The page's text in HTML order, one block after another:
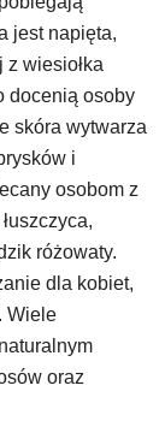
jest napięta,
z wiesiołka
docenią osoby
skóra wytwarza
i
osobom z
różowaty.
dla kobiet,
Wiele
oraz